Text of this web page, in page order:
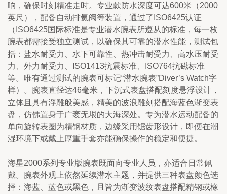
响，确保时刻精准走时。专业款防水深度可达600米（2000
英尺），配备自动排氦阀等装置，通过了ISO6425认证
（ISO6425国际标准是专业潜水腕表所遵从的标准，每一枚
腕表都需接受独立测试，以确保其可靠的潜水性能，测试包
括：盐水耐受力、水下可靠性、热冲击耐受力、高水压耐受
力、外力耐受力、ISO1413抗震标准、ISO764抗磁标准
等。唯有通过测试的腕表可标记“潜水腕表”Diver’s Watch字
样）。腕表直径达46毫米，下沉式表盘搭配刻度悬浮设计，
立体且具有浮雕般美感，精美的波浪雕刻搭配海蓝色渐变表
盘，仿佛置身于广袤无垠的大海深处。专为潜水运动配备的
单向旋转表圈为精钢材质，边缘采用锯齿形设计，即便在潮
湿环境下或戴上厚重手套亦能确保操作的稳定和便捷。
海星2000系列专业版腕表既面向专业人员，亦适合日常佩
戴。腕表外观上依然延续潜水主题，并提供三种表盘颜色选
择：海蓝、蓝色或黑色，且皆为渐变波纹表盘搭配精钢或橡